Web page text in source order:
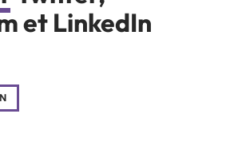
et LinkedIn